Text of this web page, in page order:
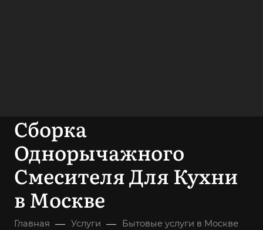
Сборка
Однорычажного
Смесителя Для Кухни
в Москве
Главная — Услуги — Бытовые услуги в Москве